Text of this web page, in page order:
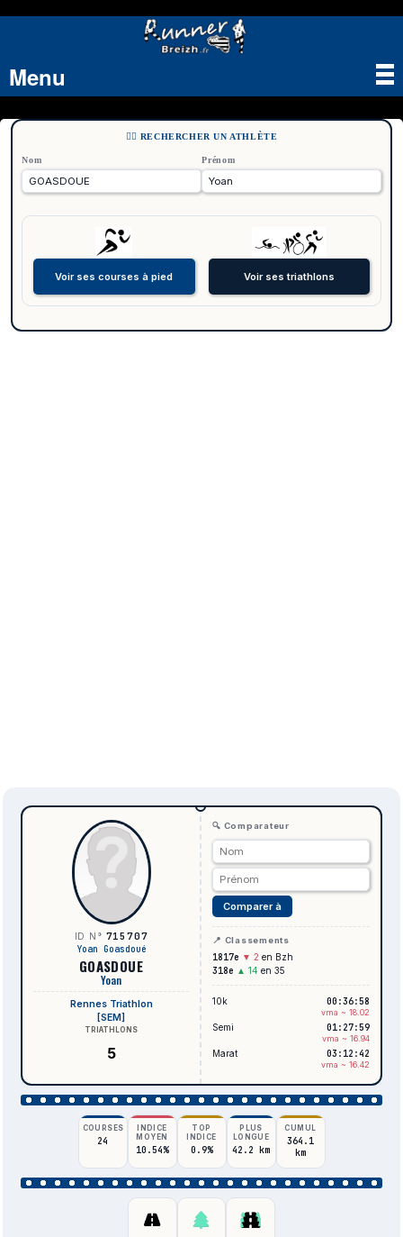
Menu
🏃‍♂️ RECHERCHER UN ATHLÈTE
Nom Prénom
ID N° 715707
Yoan Goasdoué
GOASDOUE
Yoan
Rennes Triathlon
[SEM]
TRIATHLONS
5
🔍 Comparateur
Comparer à
📍 Classements
1817e ▼ 2 en Bzh
318e ▲ 14 en 35
10k 00:36:58
vma ~ 18.02
Semi 01:27:59
vma ~ 16.94
Marat 03:12:42
vma ~ 16.42
COURSES
24
INDICE
MOYEN
10.54%
TOP
INDICE
0.9%
PLUS
LONGUE
42.2 km
CUMUL
364.1
km